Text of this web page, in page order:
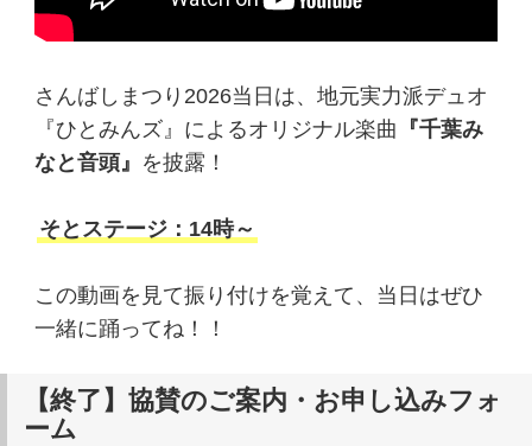
さんばしまつり2026当日は、地元実力派デュオ
『ひとみんズ』によるオリジナル楽曲 『千葉み
なと音頭』 を披露！
そとステージ：14時～
この動画を見て振り付けを覚えて、当日はぜひ
一緒に踊ってね！！
【終了】協賛のご案内・お申し込みフォ
ーム